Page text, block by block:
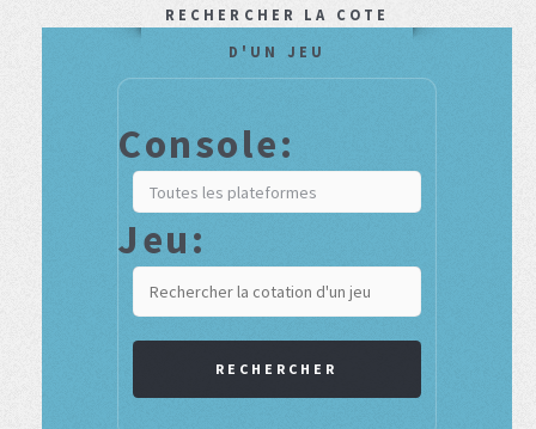
RECHERCHER LA COTE
D'UN JEU
Console:
Jeu:
RECHERCHER